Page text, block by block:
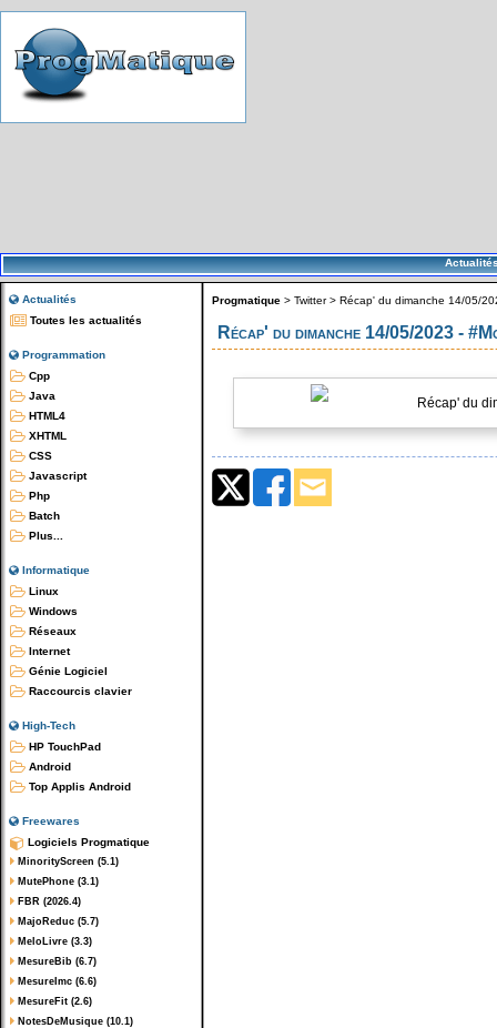
Actualités
Toutes les actualités
Programmation
Cpp
Java
HTML4
XHTML
CSS
Javascript
Php
Batch
Plus...
Informatique
Linux
Windows
Réseaux
Internet
Génie Logiciel
Raccourcis clavier
High-Tech
HP TouchPad
Android
Top Applis Android
Freewares
Logiciels Progmatique
MinorityScreen (5.1)
MutePhone (3.1)
FBR (2026.4)
MajoReduc (5.7)
MeloLivre (3.3)
MesureBib (6.7)
MesureImc (6.6)
MesureFit (2.6)
NotesDeMusique (10.1)
Progmatique > Twitter> Récap' du dimanche 14/05/
Récap' du dimanche 14/05/2023 -
Récap' du